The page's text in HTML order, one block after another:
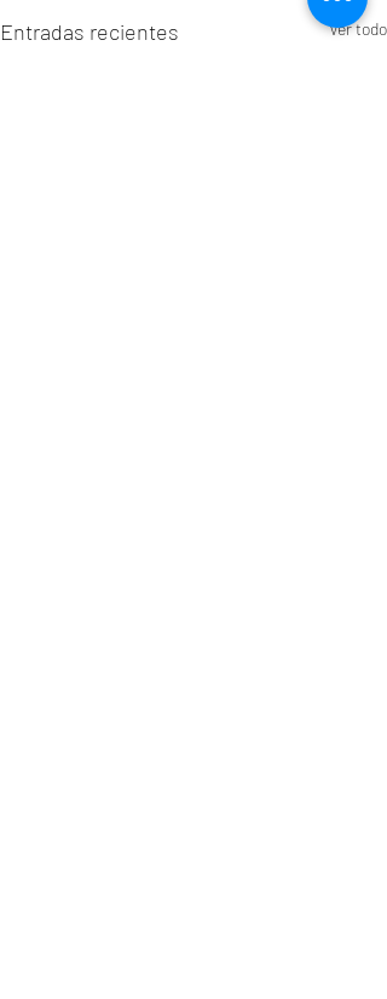
Entradas recientes Ver todo